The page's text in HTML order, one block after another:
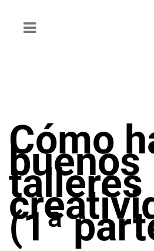
Cómo
buenos
talleres
(1ª